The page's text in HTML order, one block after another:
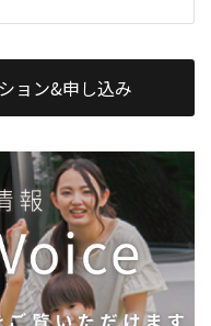
ョン&申し込み